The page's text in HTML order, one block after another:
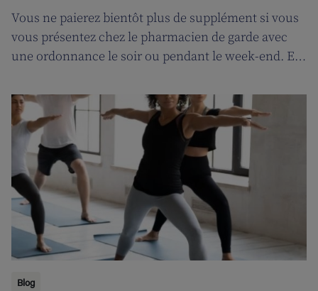
Vous ne paierez bientôt plus de supplément si vous
vous présentez chez le pharmacien de garde avec
une ordonnance le soir ou pendant le week-end. En
sera introduite pour les pharmaciens de garde.
Blog